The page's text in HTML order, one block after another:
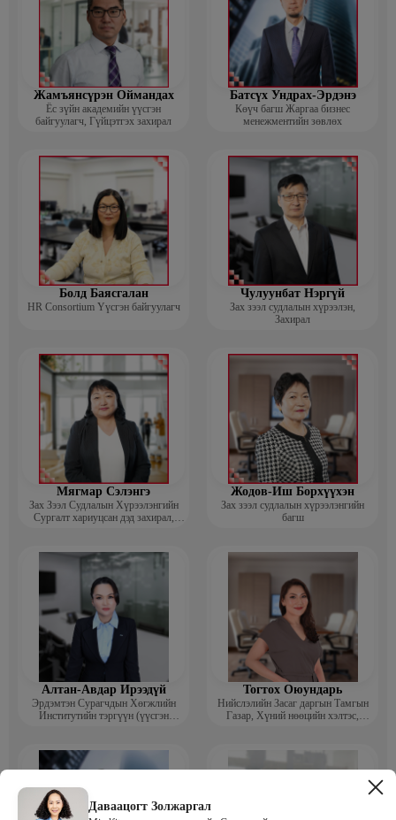
Даваацогт Золжаргал
Жамъянсүрэн Оймандах
Ёс зүйн академийн үүсгэн
байгуулагч, Гүйцэтгэх захирал
Батсүх Ундрах-Эрдэнэ
Көүч багш Жаргаа бизнес
менежментийн зөвлөх
Болд Баясгалан
HR Consortium Үүсгэн байгуулагч
Чулуунбат Нэргүй
Зах зээл судлалын хүрээлэн,
Захирал
Мягмар Сэлэнгэ
Зах Зээл Судлалын Хүрээлэнгийн
Сургалт хариуцсан дэд захирал,
Жодов-Иш Борхүүхэн
Зах зээл судлалын хүрээлэнгийн
багш
Алтан-Авдар Ирээдүй
Эрдэмтэн Сурагчдын Хөгжлийн
Институтийн тэргүүн (үүсгэн
Тогтох Оюундарь
Нийслэлийн Засаг даргын Тамгын
Газар, Хүний нөөцийн хэлтэс,